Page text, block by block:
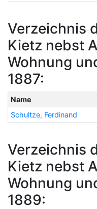
Verzeichnis
Kietz nebst
Wohnung
1887:
Name
Schultze, Ferdinand
Verzeichnis
Kietz nebst
Wohnung
1889: